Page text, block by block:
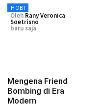
HOBI
Oleh Rany Veronica
Soetrisno
baru saja
Mengena Friend
Bombing di Era
Modern